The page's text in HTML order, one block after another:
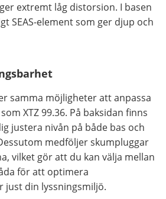
extremt låg distorsion. I basen
SEAS-element som ger djup och
samma möjligheter att anpassa
XTZ 99.36. På baksidan finns
justera nivån på både bas och
medföljer skumpluggar
vilket gör att du kan välja mellan
för att optimera
just din lyssningsmiljö.